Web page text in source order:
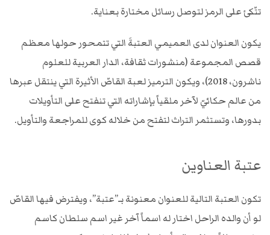
تتّكئ على الرمز لتوصل رسائل مختارة بعناية.
يكون العنوان لدى العميمي العتبةَ التي تتمحور حولها معظم
قصص المجموعة (منشورات ثقافة، الدار العربية للعلوم
ناشرون، 2018)، ويكون الترميز لعبة القاصّ الأثيرة التي ينتقل عبرها
من عالم حكائيّ لآخر ملقياً بإشاراته التي تنفتح على التأويلات
بدورها، وتستثمر التراث لتفتح من خلاله كوى للمراجعة والتأويل.
عتبة العناوين
تكون العتبة التالية للعنوان معنونة بـ”عتبة”، ويفترض فيها القاصّ
لو أن والده الراحل اختار له اسماً آخر غير اسم سلطان كاسم